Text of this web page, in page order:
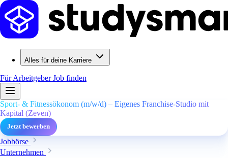
Alles für deine Karriere
Für ArbeitgeberJob finden
Sport- & Fitnessökonom (m/w/d) – Eigenes Franchise-Studio mit
Kapital (Zeven)
Jetzt bewerben
Jobbörse
Unternehmen